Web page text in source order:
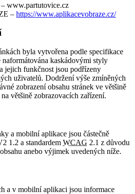
www.partutovice.cz
– https://www.aplikacevobraze.cz/
byla vytvořena podle specifikace
naformátována kaskádovými styly
jejich funkčnost jsou podřízeny
uživatelů. Dodržení výše zmíněných
zobrazení obsahu stránek ve většině
většině zobrazovacích zařízení.
a mobilní aplikace jsou částečně
1.2 a standardem WCAG 2.1 z důvodu
anebo výjimek uvedených níže.
a v mobilní aplikaci jsou informace